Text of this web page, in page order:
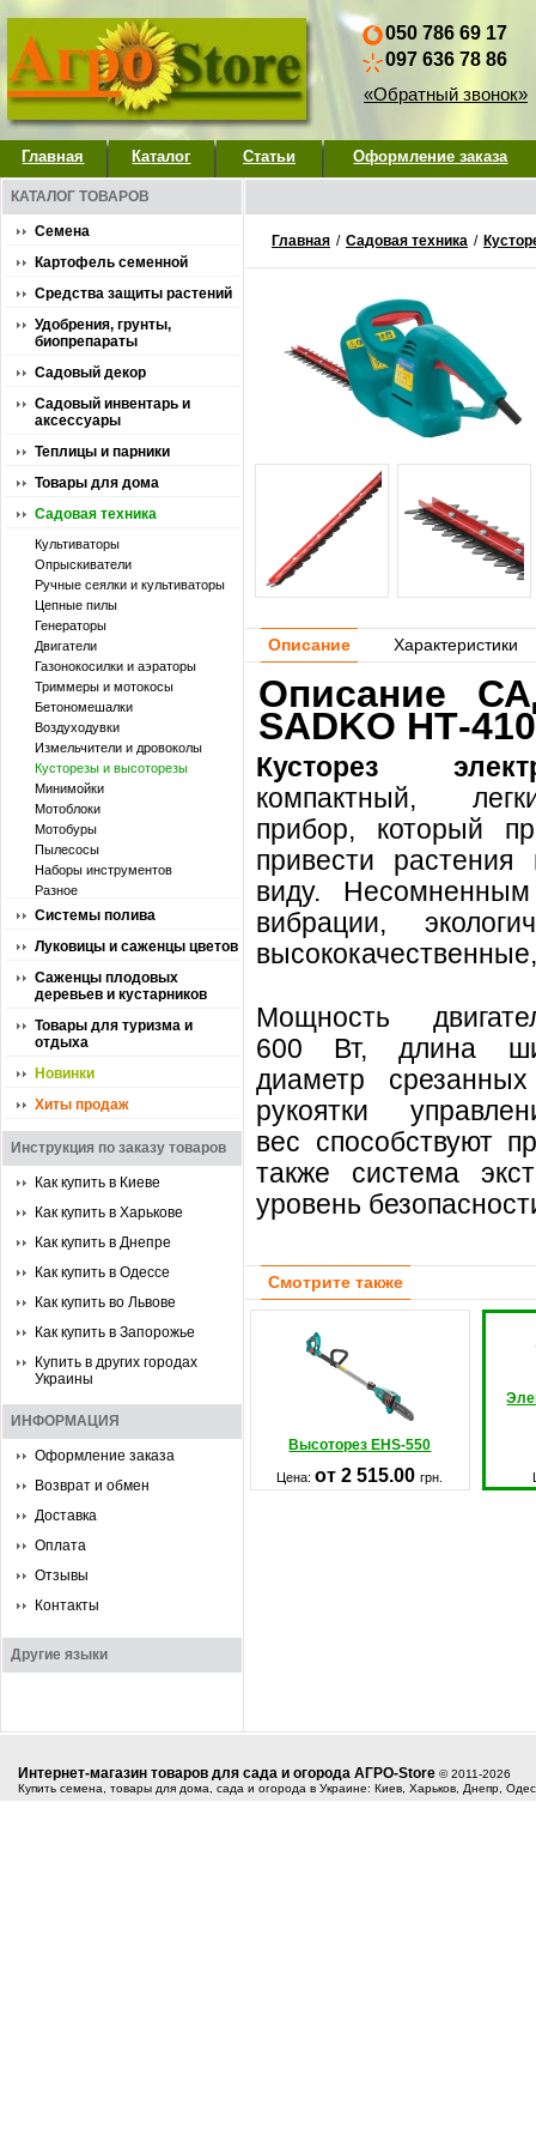
050 786 69 17
097 636 78 86
«Обратный звонок»
Главная Каталог Статьи Оформление заказа
КАТАЛОГ ТОВАРОВ
Семена
Картофель семенной
Средства защиты растений
Удобрения, грунты,
биопрепараты
Садовый декор
Садовый инвентарь и
аксессуары
Теплицы и парники
Товары для дома
Садовая техника
Культиваторы
Опрыскиватели
Ручные сеялки и культиваторы
Цепные пилы
Генераторы
Двигатели
Газонокосилки и аэраторы
Триммеры и мотокосы
Бетономешалки
Воздуходувки
Измельчители и дровоколы
Кусторезы и высоторезы
Минимойки
Мотоблоки
Мотобуры
Пылесосы
Наборы инструментов
Разное
Системы полива
Луковицы и саженцы цветов
Саженцы плодовых
деревьев и кустарников
Товары для туризма и
отдыха
Новинки
Хиты продаж
Инструкция по заказу товаров
Как купить в Киеве
Как купить в Харькове
Как купить в Днепре
Как купить в Одессе
Как купить во Львове
Как купить в Запорожье
Купить в других городах
Украины
ИНФОРМАЦИЯ
Оформление заказа
Возврат и обмен
Доставка
Оплата
Отзывы
Контакты
Другие языки
Главная / Садовая техника /
Описание Характеристики
Описание
SADKO НТ-
Кусторез
компактный,
прибор, который
привести растения
виду.
Несомненным
вибрации,
высококачественные,
Мощность
600
Вт,
длина
диаметр
срезанных
рукоятки
вес способствуют
также система
уровень
Смотрите также
Высоторез EHS-550
Цена:от 2 515.00грн.
Интернет-магазин товаров для сада и огорода АГРО-Store © 2011-2026
Купить семена, товары для дома, сада и огорода в Украине: Киев, Харьков, Днепр,